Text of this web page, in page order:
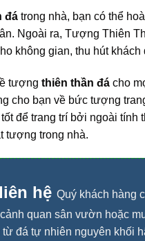
đá trong nhà, bạn có thể
Ngoài ra, Tượng Thiên
không gian, thu hút
tượng thiên thần đá cho
cho bạn về bức tượng
để trang trí bởi ngoài tính
tượng trong nhà.
hệ Quý khách hàng
quan sân vườn hoặc
đá tự nhiên nguyên khối